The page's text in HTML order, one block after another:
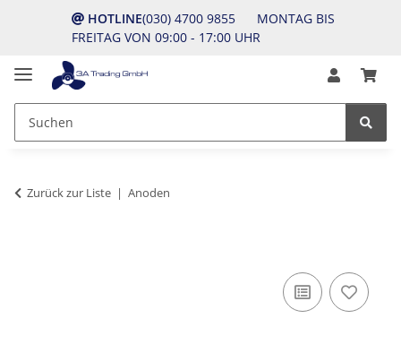
HOTLINE(030) 4700 9855 MONTAG BIS
FREITAG VON 09:00 - 17:00 UHR
Zurück zur Liste Anoden